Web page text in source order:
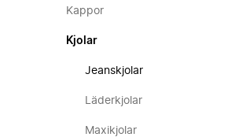
Kappor
Kjolar
Jeanskjolar
Läderkjolar
Maxikjolar